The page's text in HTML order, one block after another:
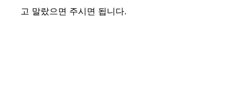
고 말랐으면 주시면 됩니다.